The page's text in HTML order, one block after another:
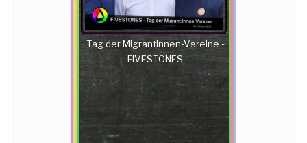
Tag der MigrantInnen-Vereine -
FIVESTONES